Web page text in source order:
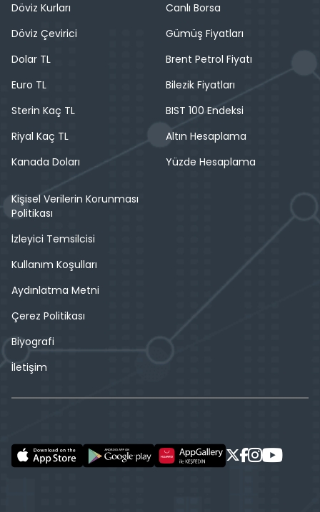
Döviz Kurları
Döviz Çevirici
Dolar TL
Euro TL
Sterin Kaç TL
Riyal Kaç TL
Kanada Doları
Canlı Borsa
Gümüş Fiyatları
Brent Petrol Fiyatı
Bilezik Fiyatları
BIST 100 Endeksi
Altın Hesaplama
Yüzde Hesaplama
Kişisel Verilerin Korunması
Politikası
İzleyici Temsilcisi
Kullanım Koşulları
Aydınlatma Metni
Çerez Politikası
Biyografi
İletişim